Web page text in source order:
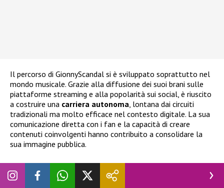
Il percorso di GionnyScandal si è sviluppato soprattutto nel
mondo musicale. Grazie alla diffusione dei suoi brani sulle
piattaforme streaming e alla popolarità sui social, è riuscito
a costruire una carriera autonoma, lontana dai circuiti
tradizionali ma molto efficace nel contesto digitale. La sua
comunicazione diretta con i fan e la capacità di creare
contenuti coinvolgenti hanno contribuito a consolidare la
sua immagine pubblica.
Vita privata e fidanzata